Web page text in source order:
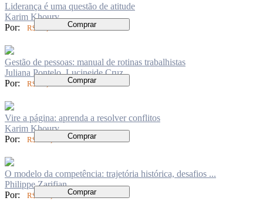
Liderança é uma questão de atitude
Karim Khoury
Por:
R$ 94,00 Comprar
Gestão de pessoas: manual de rotinas trabalhistas
Juliana Pontelo, Lucineide Cruz
Por:
R$ 97,00 Comprar
Vire a página: aprenda a resolver conflitos
Karim Khoury
Por:
R$ 104,00 Comprar
O modelo da competência: trajetória histórica, desafios ...
Philippe Zarifian
Por:
R$ 110,00 Comprar